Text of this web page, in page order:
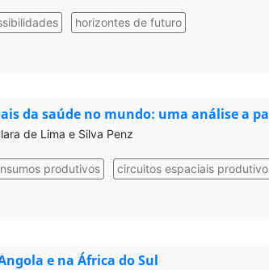
horizontes de futuro
da saúde no mundo: uma análise a
de Lima e Silva Penz
produtivos circuitos espaciais
e na África do Sul